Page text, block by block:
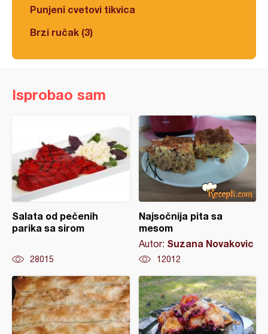
Punjeni cvetovi tikvica
Brzi ručak (3)
Isprobao sam
Salata od pečenih
parika sa sirom
28015
Najsočnija pita sa
mesom
Autor: Suzana Novakovic
12012